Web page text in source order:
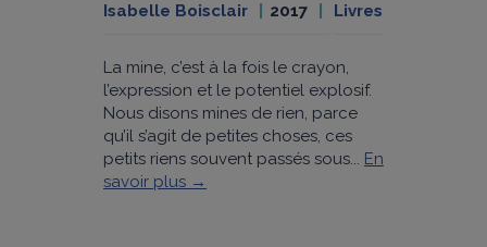
Isabelle Boisclair 2017 Livres
La mine, c’est à la fois le crayon,
l’expression et le potentiel explosif.
Nous disons mines de rien, parce
qu’il s’agit de petites choses, ces
petits riens souvent passés sous... En
savoir plus →